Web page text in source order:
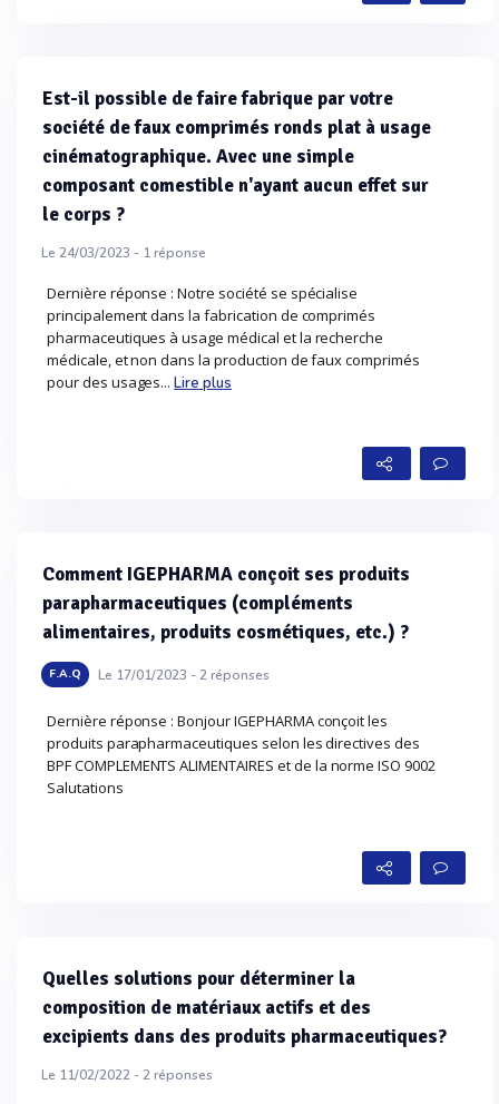
Est-il possible de faire fabrique par votre
société de faux comprimés ronds plat à usage
cinématographique. Avec une simple
composant comestible n'ayant aucun effet sur
le corps ?
Le 24/03/2023 - 1réponse
Dernière réponse : Notre société se spécialise
principalement dans la fabrication de comprimés
pharmaceutiques à usage médical et la recherche
médicale, et non dans la production de faux comprimés
pour des usages...Lire plus
Comment IGEPHARMA conçoit ses produits
parapharmaceutiques (compléments
alimentaires, produits cosmétiques, etc.) ?
F.A.Q Le 17/01/2023 -2réponses
Dernière réponse : Bonjour IGEPHARMA conçoit les
produits parapharmaceutiques selon les directives des
BPF COMPLEMENTS ALIMENTAIRES et de la norme ISO 9002
Salutations
Quelles solutions pour déterminer la
composition de matériaux actifs et des
excipients dans des produits pharmaceutiques?
Le 11/02/2022 -2réponses